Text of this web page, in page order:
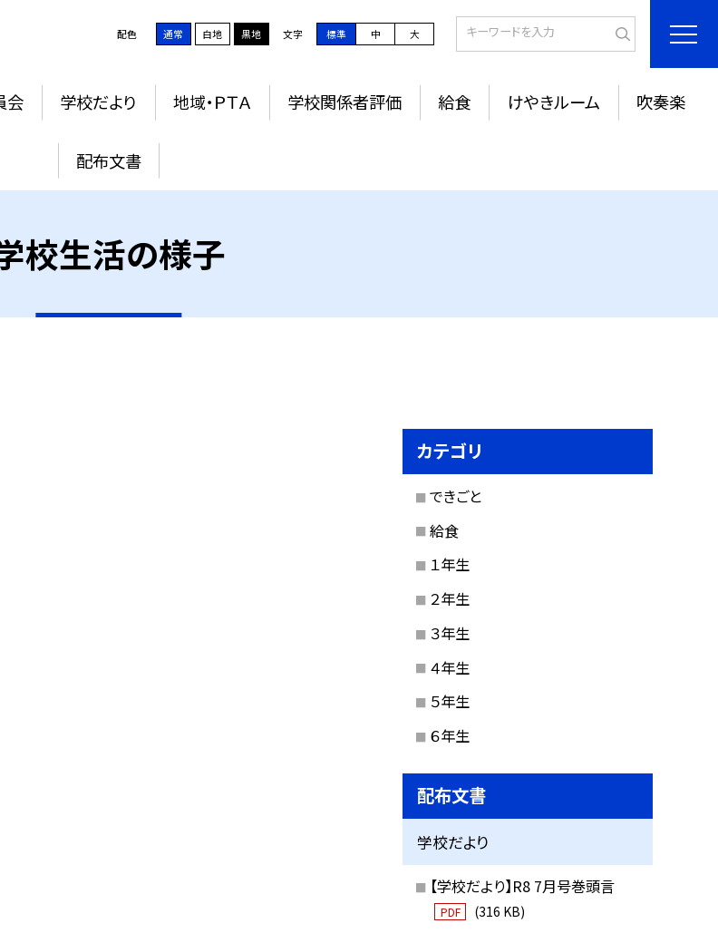
配色 通常 白地 黒地 文字 標準 中 大
会 学校だより 地域・ＰＴＡ 学校関係者評価 給食 けやきルーム 吹奏楽
配布文書
校生活の様子
カテゴリ
できごと
給食
１年生
２年生
３年生
４年生
５年生
６年生
配布文書
学校だより
【学校だより】R8 7月号巻頭言
PDF (316 KB)